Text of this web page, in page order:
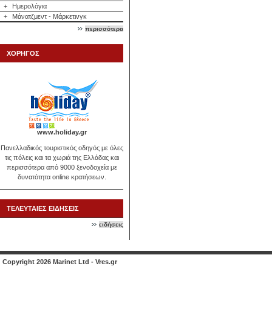
+
Ημερολόγια
+
Μάνατζμεντ - Μάρκετινγκ
περισσότερα
ΧΟΡΗΓΟΣ
www.holiday.gr
Πανελλαδικός τουριστικός οδηγός με όλες
τις πόλεις και τα χωριά της Ελλάδας και
περισσότερα από 9000 ξενοδοχεία με
δυνατότητα online κρατήσεων.
ΤΕΛΕΥΤΑΙΕΣ ΕΙΔΗΣΕΙΣ
ειδήσεις
Copyright 2026 Marinet Ltd - Vres.gr